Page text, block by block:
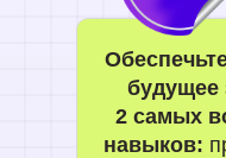
будущее
2 самых
навыков: